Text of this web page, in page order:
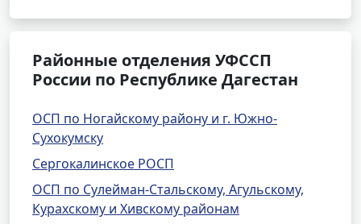
Районные отделения УФССП
России по Республике Дагестан
ОСП по Ногайскому району и г. Южно-
Сухокумску
Сергокалинское РОСП
ОСП по Сулейман-Стальскому, Агульскому,
Курахскому и Хивскому районам